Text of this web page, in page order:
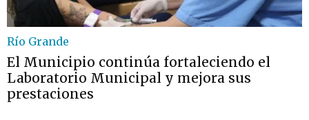
Río Grande
El Municipio continúa fortaleciendo el
Laboratorio Municipal y mejora sus
prestaciones